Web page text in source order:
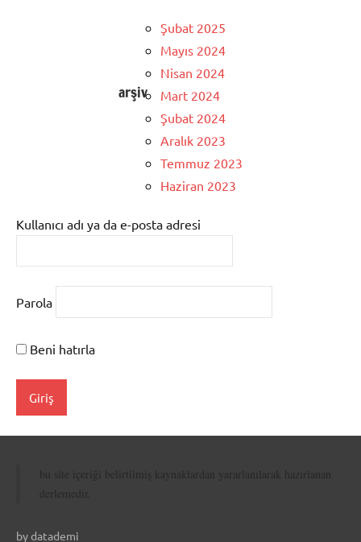
arşiv
Şubat 2025
Mayıs 2024
Nisan 2024
Mart 2024
Şubat 2024
Aralık 2023
Temmuz 2023
Haziran 2023
Kullanıcı adı ya da e-posta adresi
Parola
Beni hatırla
bu site içeriği belirtilmiş kaynaklardan yararlanılarak hazırlanan
derlemedir.
by datademi